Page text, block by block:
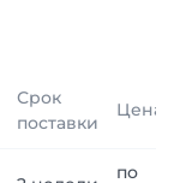
Срок
поставки
Цена
по